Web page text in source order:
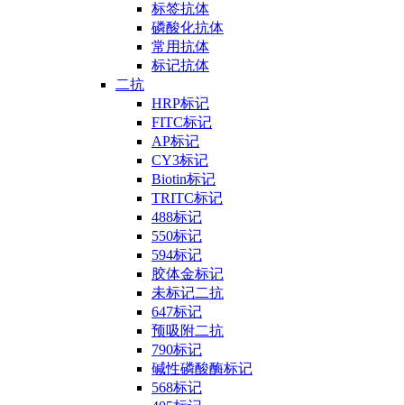
标签抗体
磷酸化抗体
常用抗体
标记抗体
二抗
HRP标记
FITC标记
AP标记
CY3标记
Biotin标记
TRITC标记
488标记
550标记
594标记
胶体金标记
未标记二抗
647标记
预吸附二抗
790标记
碱性磷酸酶标记
568标记